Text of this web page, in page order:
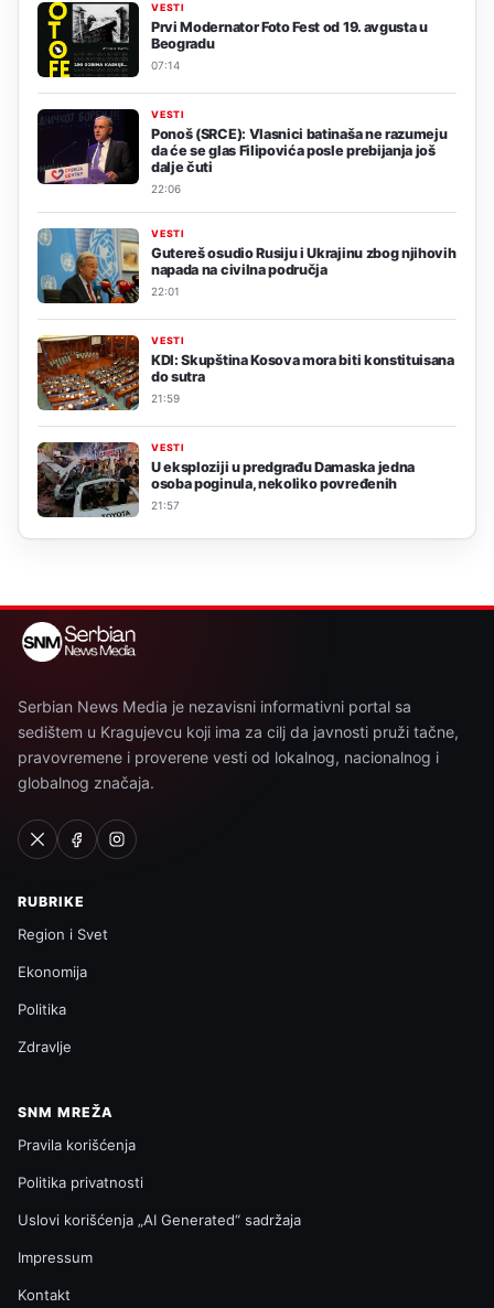
VESTI
Prvi Modernator Foto Fest od 19. avgusta u
Beogradu
07:14
VESTI
Ponoš (SRCE): Vlasnici batinaša ne razumeju
da će se glas Filipovića posle prebijanja još
dalje čuti
22:06
VESTI
Gutereš osudio Rusiju i Ukrajinu zbog njihovih
napada na civilna područja
22:01
VESTI
KDI: Skupština Kosova mora biti konstituisana
do sutra
21:59
VESTI
U eksploziji u predgrađu Damaska jedna
osoba poginula, nekoliko povređenih
21:57
Serbian News Media je nezavisni informativni portal sa
sedištem u Kragujevcu koji ima za cilj da javnosti pruži tačne,
pravovremene i proverene vesti od lokalnog, nacionalnog i
globalnog značaja.
RUBRIKE
Region i Svet
Ekonomija
Politika
Zdravlje
SNM MREŽA
Pravila korišćenja
Politika privatnosti
Uslovi korišćenja „AI Generated“ sadržaja
Impressum
Kontakt